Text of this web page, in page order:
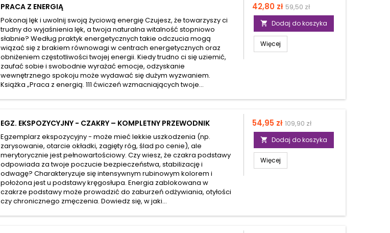
PRACA Z ENERGIĄ
Pokonaj lęk i uwolnij swoją życiową energię Czujesz, że towarzyszy ci
trudny do wyjaśnienia lęk, a twoja naturalna witalność stopniowo
słabnie? Według praktyk energetycznych takie odczucia mogą
wiązać się z brakiem równowagi w centrach energetycznych oraz
obniżeniem częstotliwości twojej energii. Kiedy trudno ci się uziemić,
zaufać sobie i swobodnie wyrażać emocje, odzyskanie
wewnętrznego spokoju może wydawać się dużym wyzwaniem.
Książka „Praca z energią. 111 ćwiczeń wzmacniających twoje...
Cena
42,80 zł Cena
podstawowa
59,50 zł
 Dodaj do koszyka
Więcej
EGZ. EKSPOZYCYJNY - CZAKRY – KOMPLETNY PRZEWODNIK
Egzemplarz ekspozycyjny - może mieć lekkie uszkodzenia (np.
zarysowanie, otarcie okładki, zagięty róg, ślad po cenie), ale
merytorycznie jest pełnowartościowy. Czy wiesz, że czakra podstawy
odpowiada za twoje poczucie bezpieczeństwa, stabilizację i
odwagę? Charakteryzuje się intensywnym rubinowym kolorem i
położona jest u podstawy kręgosłupa. Energia zablokowana w
czakrze podstawy może prowadzić do zaburzeń odżywiania, otyłości
czy chronicznego zmęczenia. Dowiedz się, w jaki...
Cena
54,95 zł Cena
podstawowa
109,90 zł
 Dodaj do koszyka
Więcej